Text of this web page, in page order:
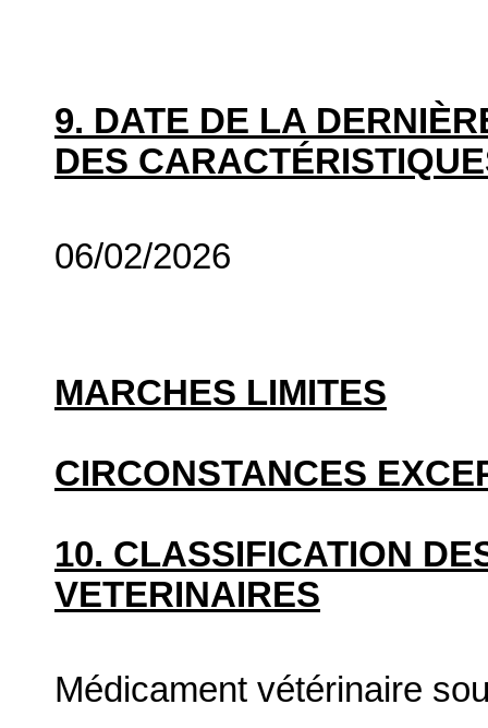
9. DATE DE LA
DES
06/02/2026
MARCHES LIMITES
CIRCONSTANCES
10. CLASSIFICATION
VETERINAIRES
Médicament vétérinaire